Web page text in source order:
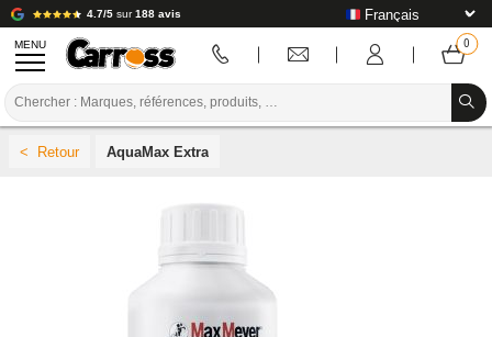
4.7/5 sur188 avis
MENU
PREPARATION / PEINTURE / FINITION
CODE COULEUR
AquaMax Extra